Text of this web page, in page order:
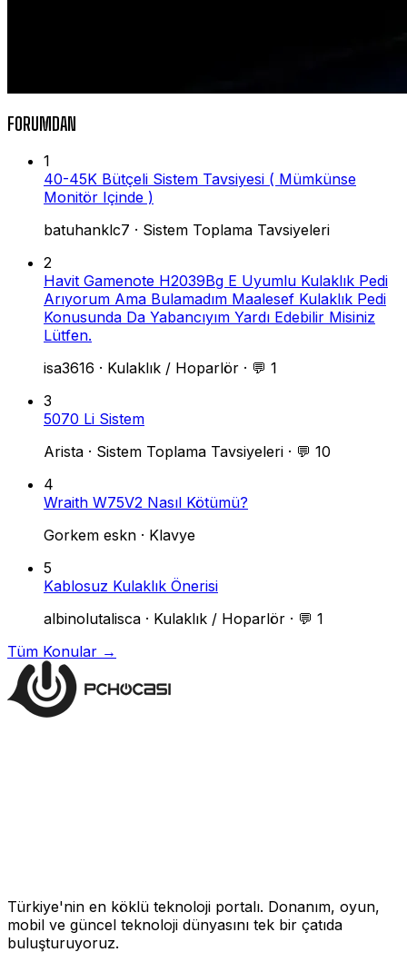
FORUMDAN
1
40-45K Bütçeli Sistem Tavsiyesi ( Mümkünse
Monitör Içinde )
batuhanklc7 · Sistem Toplama Tavsiyeleri
2
Havit Gamenote H2039Bg E Uyumlu Kulaklık Pedi
Arıyorum Ama Bulamadım Maalesef Kulaklık Pedi
Konusunda Da Yabancıyım Yardı Edebilir Misiniz
Lütfen.
isa3616 · Kulaklık / Hoparlör · 💬 1
3
5070 Li Sistem
Arista · Sistem Toplama Tavsiyeleri · 💬 10
4
Wraith W75V2 Nasıl Kötümü?
Gorkem eskn · Klavye
5
Kablosuz Kulaklık Önerisi
albinolutalisca · Kulaklık / Hoparlör · 💬 1
Tüm Konular →
Türkiye'nin en köklü teknoloji portalı. Donanım, oyun,
mobil ve güncel teknoloji dünyasını tek bir çatıda
buluşturuyoruz.